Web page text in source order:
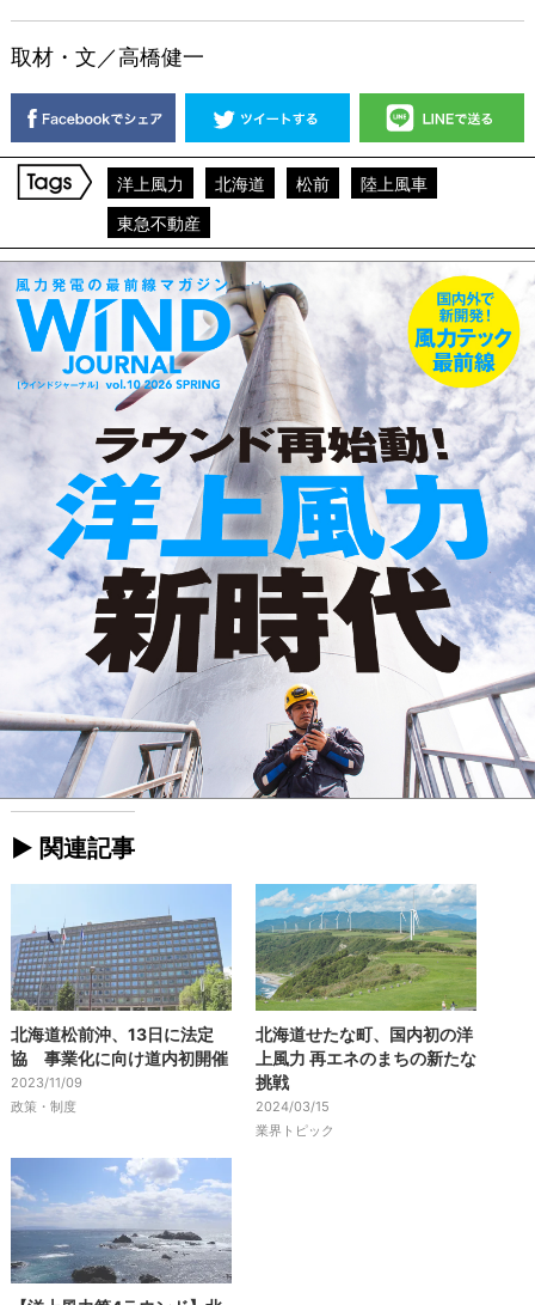
取材・文／高橋健一
洋上風力 北海道 松前
陸上風車
東急不動産
► 関連記事
北海道松前沖、13日に法定
協 事業化に向け道内初開催
2023/11/09
政策・制度
北海道せたな町、国内初の洋
上風力 再エネのまちの新たな
挑戦
2024/03/15
業界トピック